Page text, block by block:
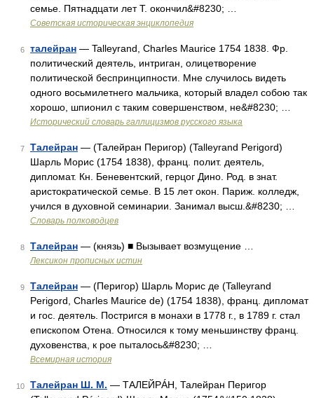
семье. Пятнадцати лет Т. окончил&#8230; …
Советская историческая энциклопедия
6 талейран — Talleyrand, Charles Maurice 1754 1838. Фр.
политический деятель, интриган, олицетворение
политической беспринципности. Мне случилось видеть
одного восьмилетнего мальчика, который владел собою так
хорошо, шпионил с таким совершенством, не&#8230; …
Исторический словарь галлицизмов русского языка
7 Талейран — (Талейран Перигор) (Talleyrand Perigord)
Шарль Морис (1754 1838), франц. полит. деятель,
дипломат. Кн. Беневентский, герцог Дино. Род. в знат.
аристократической семье. В 15 лет окон. Париж. колледж,
учился в духовной семинарии. Занимал высш.&#8230; …
Словарь полководцев
8 Талейран — (князь) ■ Вызывает возмущение …
Лексикон прописных истин
9 Талейран — (Перигор) Шарль Морис де (Talleyrand
Perigord, Charles Maurice de) (1754 1838), франц. дипломат
и гос. деятель. Постригся в монахи в 1778 г., в 1789 г. стал
епископом Отена. Относился к тому меньшинству франц.
духовенства, к рое пыталось&#8230; …
Всемирная история
10 Талейран Ш. М. — ТАЛЕЙРÁН, Талейран Перигор